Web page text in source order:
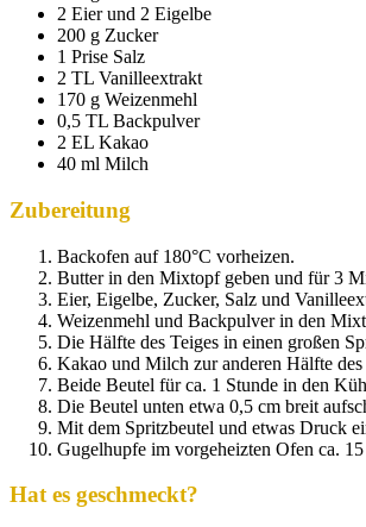
2 Eier und 2 Eigelbe
200 g Zucker
1 Prise Salz
2 TL Vanilleextrakt
170 g Weizenmehl
0,5 TL Backpulver
2 EL Kakao
40 ml Milch
Zubereitung
Backofen auf 180°C vorheizen.
Butter in den Mixtopf geben und für 3
Eier, Eigelbe, Zucker, Salz und
Weizenmehl und Backpulver in den
Die Hälfte des Teiges in einen großen
Kakao und Milch zur anderen Hälfte
Beide Beutel für ca. 1 Stunde in den
Die Beutel unten etwa 0,5 cm breit
Mit dem Spritzbeutel und etwas Druck
Gugelhupfe im vorgeheizten Ofen ca.
Hat es geschmeckt?